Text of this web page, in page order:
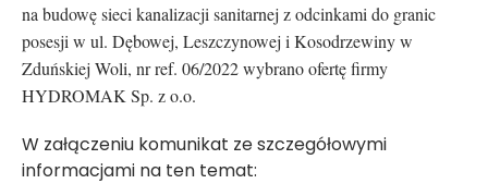
na budowę sieci kanalizacji sanitarnej z odcinkami do granic
posesji w ul. Dębowej, Leszczynowej i Kosodrzewiny w
Zduńskiej Woli, nr ref. 06/2022 wybrano ofertę firmy
HYDROMAK Sp. z o.o.
W załączeniu komunikat ze szczegółowymi
informacjami na ten temat: